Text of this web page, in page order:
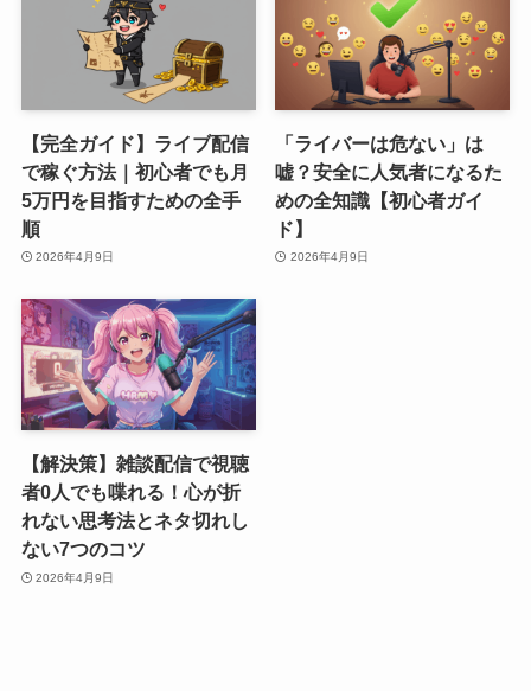
【完全ガイド】ライブ配信
で稼ぐ方法｜初心者でも月
5万円を目指すための全手
順
2026年4月9日
「ライバーは危ない」は
嘘？安全に人気者になるた
めの全知識【初心者ガイ
ド】
2026年4月9日
【解決策】雑談配信で視聴
者0人でも喋れる！心が折
れない思考法とネタ切れし
ない7つのコツ
2026年4月9日